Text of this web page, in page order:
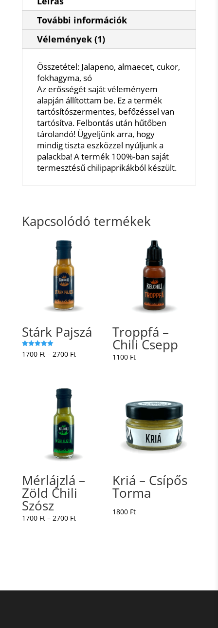
További információk
Vélemények (1)
Összetétel: Jalapeno, almaecet, cukor,
fokhagyma, só
Az erősségét saját véleményem
alapján állítottam be. Ez a termék
tartósítószermentes, befőzéssel van
tartósítva. Felbontás után hűtőben
tárolandó! Ügyeljünk arra, hogy
mindig tiszta eszközzel nyúljunk a
palackba! A termék 100%-ban saját
termesztésű chilipaprikákból készült.
Kapcsolódó termékek
Stárk Pajszá
Értékelés:
5.00
1700 Ft – 2700 FtÁrtartomány:
Troppfá –
Chili Csepp
1100 Ft
Mérlájzlá –
Zöld Chili
Szósz
1700 Ft – 2700 FtÁrtartomány:
Kriá – Csípős
Torma
1800 Ft